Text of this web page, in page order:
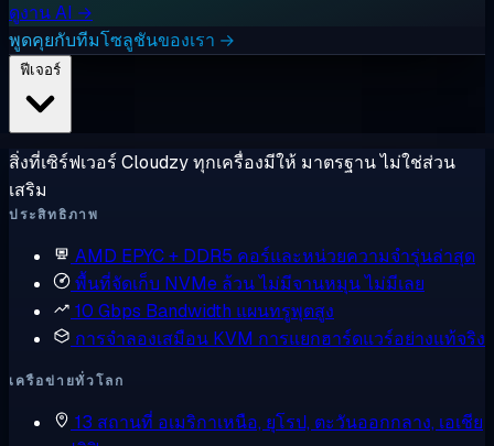
ดูงาน AI →
พูดคุยกับทีมโซลูชันของเรา →
สิ่งที่เซิร์ฟเวอร์ Cloudzy ทุกเครื่องมีให้ มาตรฐาน ไม่ใช่ส่วน
เสริม
ประสิทธิภาพ
AMD EPYC + DDR5 คอร์และหน่วยความจำรุ่นล่าสุด
พื้นที่จัดเก็บ NVMe ล้วนไม่มีจานหมุน ไม่มีเลย
10 Gbps Bandwidth แผนทรูพุตสูง
การจำลองเสมือน KVM การแยกฮาร์ดแวร์อย่างแท้จริง
เครือข่ายทั่วโลก
13 สถานที่ อเมริกาเหนือ, ยุโรป, ตะวันออกกลาง, เอเชีย